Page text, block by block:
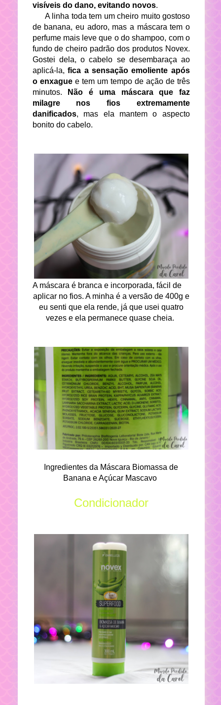
visíveis do dano, evitando novos.
A linha toda tem um cheiro muito gostoso
de banana, eu adoro, mas a máscara tem o
perfume mais leve que o do shampoo, com o
fundo de cheiro padrão dos produtos Novex.
Gostei dela, o cabelo se desembaraça ao
aplicá-la, fica a sensação emoliente após
o enxague e tem um tempo de ação de três
minutos. Não é uma máscara que faz
milagre nos fios extremamente
danificados, mas ela mantem o aspecto
bonito do cabelo.
A máscara é branca e incorporada, fácil de
aplicar no fios. A minha é a versão de 400g e
eu senti que ela rende, já que usei quatro
vezes e ela permanece quase cheia.
Ingredientes da Máscara Biomassa de
Banana e Açúcar Mascavo
Condicionador